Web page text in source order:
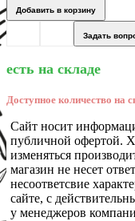
Добавить в корзину
Задать
есть на складе
Доступное количество на
Сайт носит
публичной офертой.
изменяться
магазин не несет
несоответсвие
сайте, с
у менеджеров